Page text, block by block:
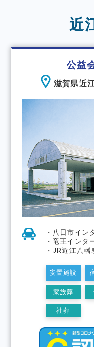
近
公益
滋賀県近
・八日市イン
・竜王インタ
・JR近江八
安置施設
家族葬
社葬